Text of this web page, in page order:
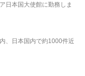
日本国大使館に勤務しま
、日本国内で約1000件近